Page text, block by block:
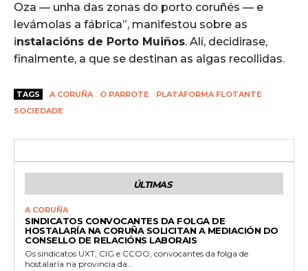
Oza — unha das zonas do porto coruñés — e
levámolas a fábrica”, manifestou sobre as
instalacións de Porto Muiños. Alí, decidirase,
finalmente, a que se destinan as algas recollidas.
TAGS A CORUÑA O PARROTE
PLATAFORMA FLOTANTE
SOCIEDADE
ÚLTIMAS
A CORUÑA
SINDICATOS CONVOCANTES DA FOLGA DE
HOSTALARÍA NA CORUÑA SOLICITAN A MEDIACIÓN DO
CONSELLO DE RELACIÓNS LABORAIS
Os sindicatos UXT, CIG e CCOO, convocantes da folga de
hostalaría na provincia da...